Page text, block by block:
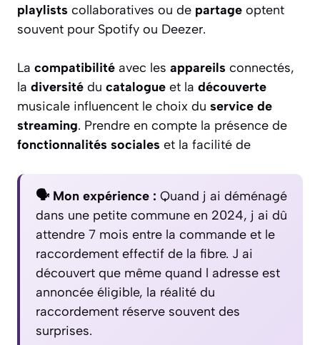
playlists collaboratives ou de partage optent
souvent pour Spotify ou Deezer.
La compatibilité avec les appareils connectés,
la diversité du catalogue et la découverte
musicale influencent le choix du service de
streaming. Prendre en compte la présence de
fonctionnalités sociales et la facilité de
🗣️ Mon expérience : Quand j ai déménagé
dans une petite commune en 2024, j ai dû
attendre 7 mois entre la commande et le
raccordement effectif de la fibre. J ai
découvert que même quand l adresse est
annoncée éligible, la réalité du
raccordement réserve souvent des
surprises.